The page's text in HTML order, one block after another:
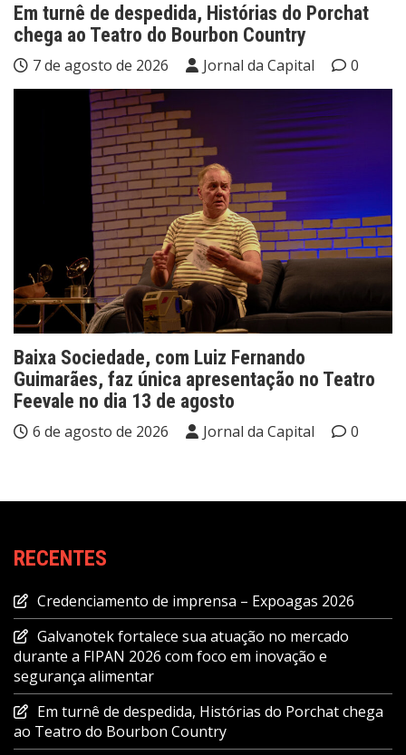
Em turnê de despedida, Histórias do Porchat
chega ao Teatro do Bourbon Country
7 de agosto de 2026 Jornal da Capital 0
Baixa Sociedade, com Luiz Fernando
Guimarães, faz única apresentação no Teatro
Feevale no dia 13 de agosto
6 de agosto de 2026 Jornal da Capital 0
RECENTES
Credenciamento de imprensa – Expoagas 2026
Galvanotek fortalece sua atuação no mercado
durante a FIPAN 2026 com foco em inovação e
segurança alimentar
Em turnê de despedida, Histórias do Porchat chega
ao Teatro do Bourbon Country